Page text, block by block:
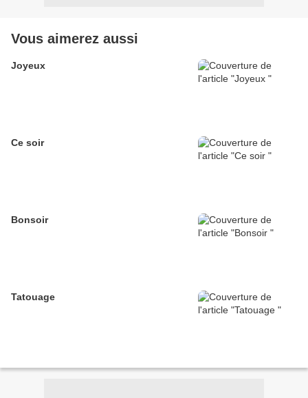
Vous aimerez aussi
Joyeux
Ce soir
Bonsoir
Tatouage